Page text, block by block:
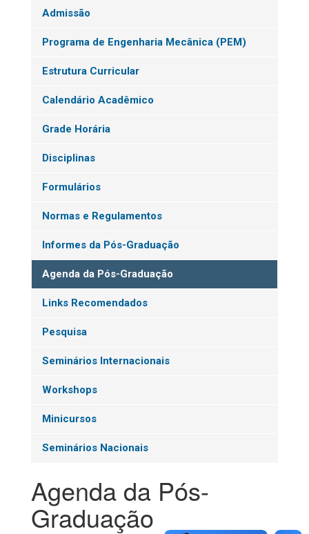
Admissão
Programa de Engenharia Mecânica (PEM)
Estrutura Curricular
Calendário Acadêmico
Grade Horária
Disciplinas
Formulários
Normas e Regulamentos
Informes da Pós-Graduação
Agenda da Pós-Graduação
Links Recomendados
Pesquisa
Seminários Internacionais
Workshops
Minicursos
Seminários Nacionais
Agenda da Pós-
Graduação